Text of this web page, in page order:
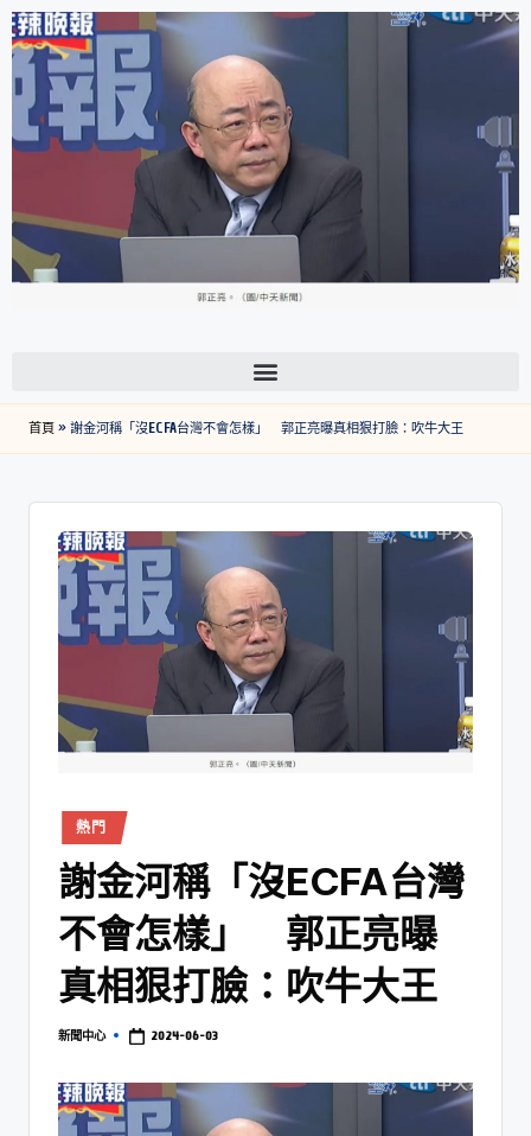
首頁»謝金河稱「沒ECFA台灣不會怎樣」 郭正亮曝真相狠打臉：吹牛大王
熱門
謝金河稱「沒ECFA台灣
不會怎樣」 郭正亮曝
真相狠打臉：吹牛大王
新聞中心 2024-06-03